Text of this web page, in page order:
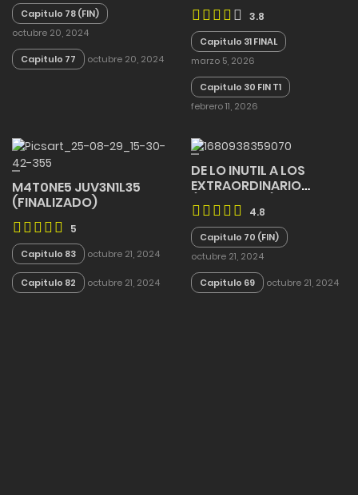
Capitulo 78 (FIN)
octubre 20, 2024
Capitulo 77 octubre 20, 2024
3.8
Capitulo 31 FINAL
marzo 5, 2026
Capitulo 30 FIN T1
febrero 11, 2026
M4T0NE5 JUV3N1L35
(FINALIZADO)
5
Capitulo 83 octubre 21, 2024
Capitulo 82 octubre 21, 2024
DE LO INUTIL A LOS
EXTRAORDINARIO
(FINALIZADO)
4.8
Capitulo 70 (FIN)
octubre 21, 2024
Capitulo 69 octubre 21, 2024